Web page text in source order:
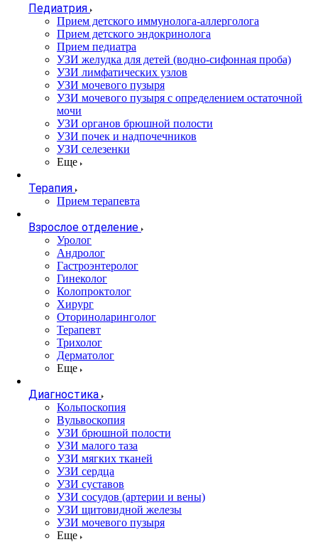
Педиатрия
Прием детского иммунолога-аллерголога
Прием детского эндокринолога
Прием педиатра
УЗИ желудка для детей (водно-сифонная проба)
УЗИ лимфатических узлов
УЗИ мочевого пузыря
УЗИ мочевого пузыря с определением остаточной
мочи
УЗИ органов брюшной полости
УЗИ почек и надпочечников
УЗИ селезенки
Еще
Терапия
Прием терапевта
Взрослое отделение
Уролог
Андролог
Гастроэнтеролог
Гинеколог
Колопроктолог
Хирург
Оториноларинголог
Терапевт
Трихолог
Дерматолог
Еще
Диагностика
Кольпоскопия
Вульвоскопия
УЗИ брюшной полости
УЗИ малого таза
УЗИ мягких тканей
УЗИ сердца
УЗИ суставов
УЗИ сосудов (артерии и вены)
УЗИ щитовидной железы
УЗИ мочевого пузыря
Еще